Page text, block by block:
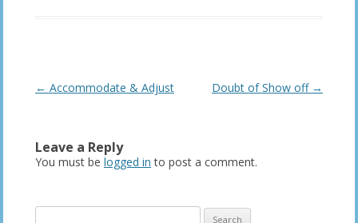
Post
← Accommodate & Adjust Doubt of Show off →
Leave a Reply
You must be logged in to post a comment.